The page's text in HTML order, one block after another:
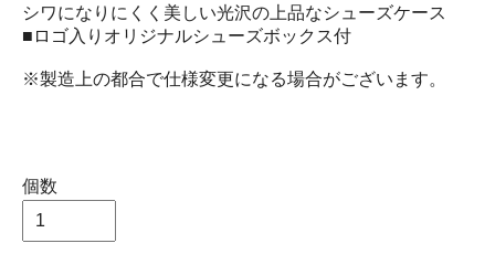
シワになりにくく美しい光沢の上品なシューズケース
■ロゴ入りオリジナルシューズボックス付
※製造上の都合で仕様変更になる場合がございます。
個数